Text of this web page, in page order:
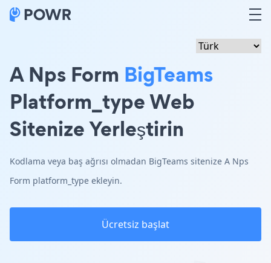
A Nps Form BigTeams
Platform_type Web
Sitenize Yerleştirin
Kodlama veya baş ağrısı olmadan BigTeams sitenize A Nps
Form platform_type ekleyin.
Ücretsiz başlat